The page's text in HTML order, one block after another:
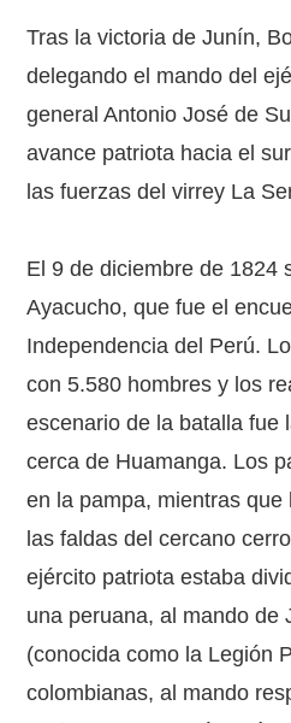
Tras la victoria de Junín,
delegando el mando del
general Antonio José de
avance patriota hacia el
las fuerzas del virrey La
El 9 de diciembre de 1824
Ayacucho, que fue el
Independencia del Perú.
con 5.580 hombres y los
escenario de la batalla fue
cerca de Huamanga. Los
en la pampa, mientras
las faldas del cercano
ejército patriota estaba
una peruana, al mando de
(conocida como la Legión
colombianas, al mando